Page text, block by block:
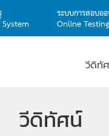
System
ระบบการสอบอ
Online
วีดิทั
วีดิทัศน์